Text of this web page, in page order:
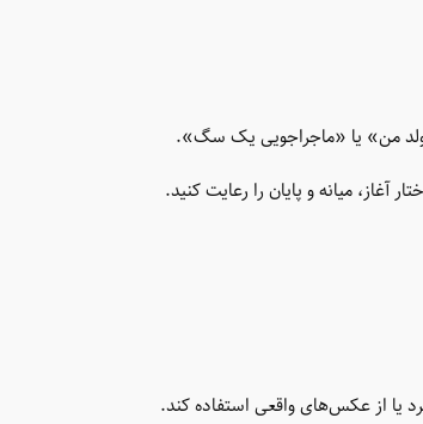
من» یا «ماجراجویی یک سگ».
میانه و پایان را رعایت کنید.
یا از عکس‌های واقعی استفاده کند.